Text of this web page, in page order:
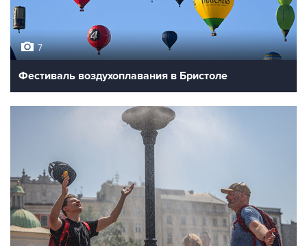
7
Фестиваль воздухоплавания в Бристоле